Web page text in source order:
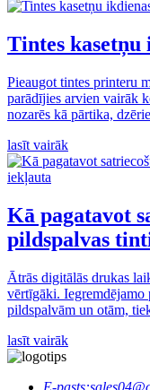
Tintes kasetņu
Pieaugot tintes printeru
parādījies arvien vairāk
nozarēs kā pārtika,
lasīt vairāk
Kā pagatavot
pildspalvas
Ātrās digitālās drukas
vērtīgāki. Iegremdējamo
pildspalvām un otām,
lasīt vairāk
E-pasts: